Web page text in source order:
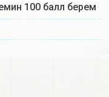
100 балл берем​